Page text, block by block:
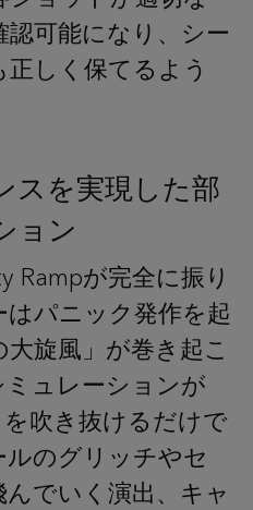
可能になり、シー
しく保てるよう
スを実現した部
ョン
Rampが完全に振り
パニック発作を起
旋風」が巻き起こ
ュレーションが
を吹き抜けるだけで
のグリッチやセ
でいく演出、キャ